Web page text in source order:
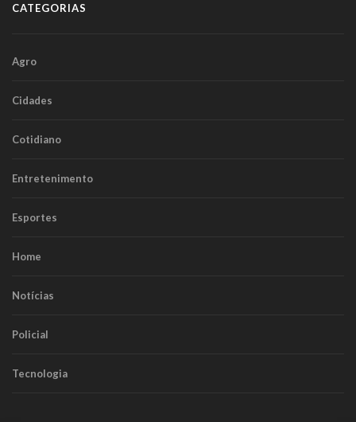
CATEGORIAS
Agro
Cidades
Cotidiano
Entretenimento
Esportes
Home
Notícias
Policial
Tecnologia